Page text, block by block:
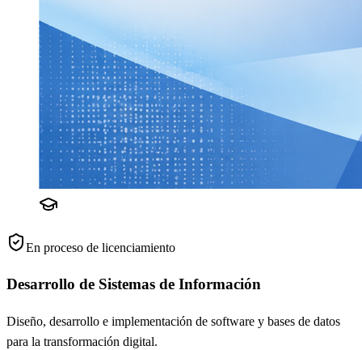
En proceso de licenciamiento
Desarrollo de Sistemas de Información
Diseño, desarrollo e implementación de software y bases de datos
para la transformación digital.